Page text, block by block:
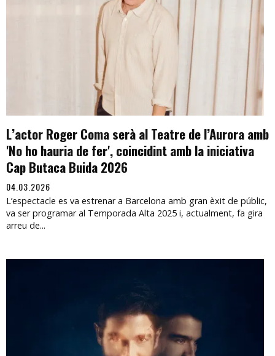
L’actor Roger Coma serà al Teatre de l’Aurora amb
'No ho hauria de fer', coincidint amb la iniciativa
Cap Butaca Buida 2026
04.03.2026
L’espectacle es va estrenar a Barcelona amb gran èxit de públic,
va ser programar al Temporada Alta 2025 i, actualment, fa gira
arreu de...